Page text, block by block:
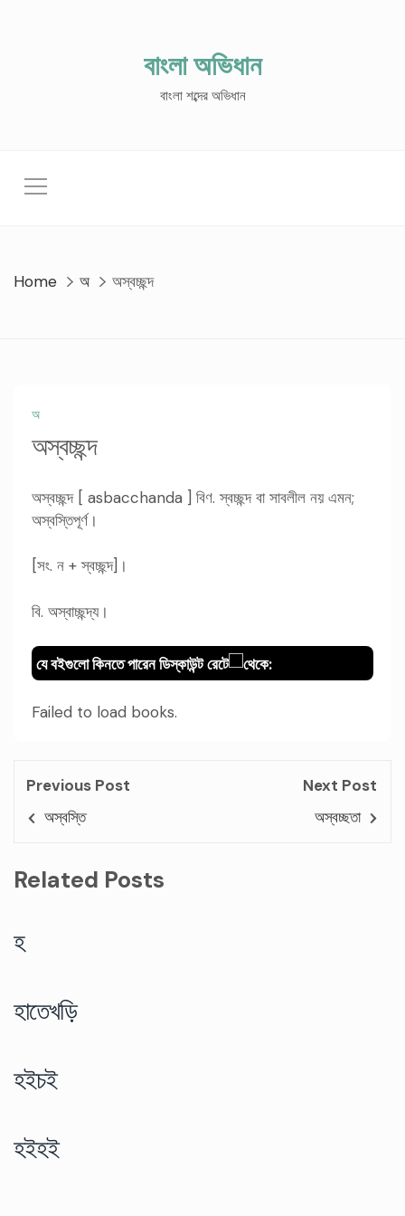
বাংলা অভিধান
বাংলা শব্দের অভিধান
Home অ অস্বচ্ছন্দ
অ
অস্বচ্ছন্দ
অস্বচ্ছন্দ [ asbacchanda ] বিণ. স্বচ্ছন্দ বা সাবলীল নয় এমন;
অস্বস্তিপূর্ণ।
[সং. ন + স্বচ্ছন্দ]।
বি. অস্বাচ্ছন্দ্য।
যে বইগুলো কিনতে পারেন ডিস্কাউন্ট রেটে থেকে:
Failed to load books.
Previous Post
অস্বস্তি
Next Post
অস্বচ্ছতা
Related Posts
হ
হাতেখড়ি
হইচই
হইহই